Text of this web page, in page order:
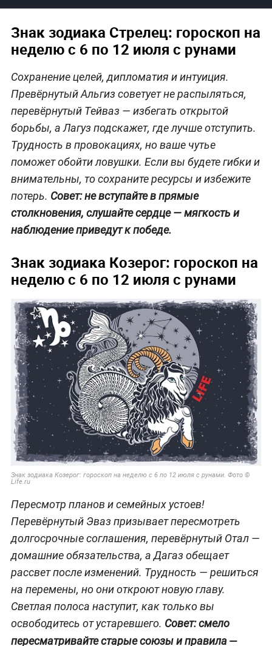
Знак зодиака Стрелец: гороскоп на
неделю с 6 по 12 июля с рунами
Сохранение целей, дипломатия и интуиция.
Превёрнутый Альгиз советует не распыляться,
перевёрнутый Тейваз — избегать открытой
борьбы, а Лагуз подскажет, где лучше отступить.
Трудность в провокациях, но ваше чутье
поможет обойти ловушки. Если вы будете гибки и
внимательны, то сохраните ресурсы и избежите
потерь. Совет: не вступайте в прямые
столкновения, слушайте сердце —мягкость и
наблюдение приведут к победе.
Знак зодиака Козерог: гороскоп на
неделю с 6 по 12 июля с рунами
Знак зодиака Козерог: гороскоп на неделю с 6 по 12 июля с рунами. Фото ©
Life.ru
Пересмотр планов и семейных устоев!
Перевёрнутый Эваз призывает пересмотреть
долгосрочные соглашения, перевёрнутый Отал —
домашние обязательства, а Дагаз обещает
рассвет после изменений. Трудность — решиться
на перемены, но они откроют новую главу.
Светлая полоса наступит, как только вы
освободитесь от устаревшего. Совет: смело
пересматривайте старые союзы и правила—